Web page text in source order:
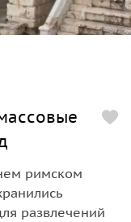
римском
развлечений